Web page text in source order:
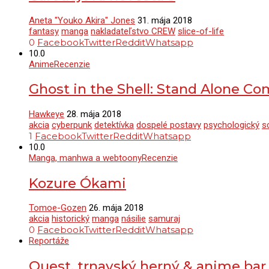
Aneta "Youko Akira" Jones 31. mája 2018
fantasy manga nakladateľstvo CREW slice-of-life
0 FacebookTwitterRedditWhatsapp
10.0
AnimeRecenzie
Ghost in the Shell: Stand Alone
Hawkeye 28. mája 2018
akcia cyberpunk detektívka dospelé postavy psychologický
1 FacebookTwitterRedditWhatsapp
10.0
Manga, manhwa a webtoonyRecenzie
Kozure Ókami
Tomoe-Gozen 26. mája 2018
akcia historický manga násilie samuraj
0 FacebookTwitterRedditWhatsapp
Reportáže